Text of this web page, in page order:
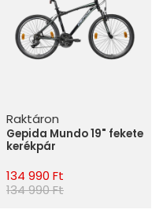
Raktáron
Gepida Mundo 19" fekete
kerékpár
134 990 Ft
134 990 Ft